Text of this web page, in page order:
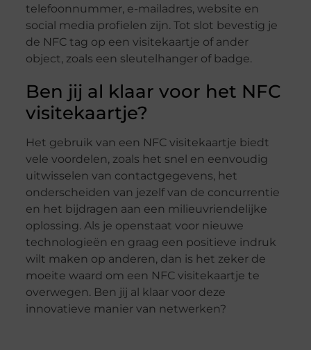
telefoonnummer, e-mailadres, website en
social media profielen zijn. Tot slot bevestig je
de NFC tag op een visitekaartje of ander
object, zoals een sleutelhanger of badge.
Ben jij al klaar voor het NFC
visitekaartje?
Het gebruik van een NFC visitekaartje biedt
vele voordelen, zoals het snel en eenvoudig
uitwisselen van contactgegevens, het
onderscheiden van jezelf van de concurrentie
en het bijdragen aan een milieuvriendelijke
oplossing. Als je openstaat voor nieuwe
technologieën en graag een positieve indruk
wilt maken op anderen, dan is het zeker de
moeite waard om een NFC visitekaartje te
overwegen. Ben jij al klaar voor deze
innovatieve manier van netwerken?